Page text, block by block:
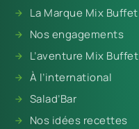
La Marque Mix Buffet
Nos engagements
L’aventure Mix Buffet
À l’international
Salad’Bar
Nos idées recettes